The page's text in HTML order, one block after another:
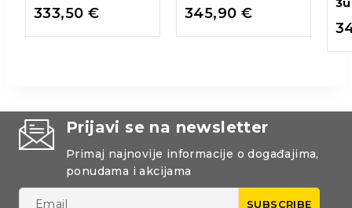
333,50 € 345,90 €
Prijavi se na newsletter
Primaj najnovije informacije o događajima,
ponudama i akcijama